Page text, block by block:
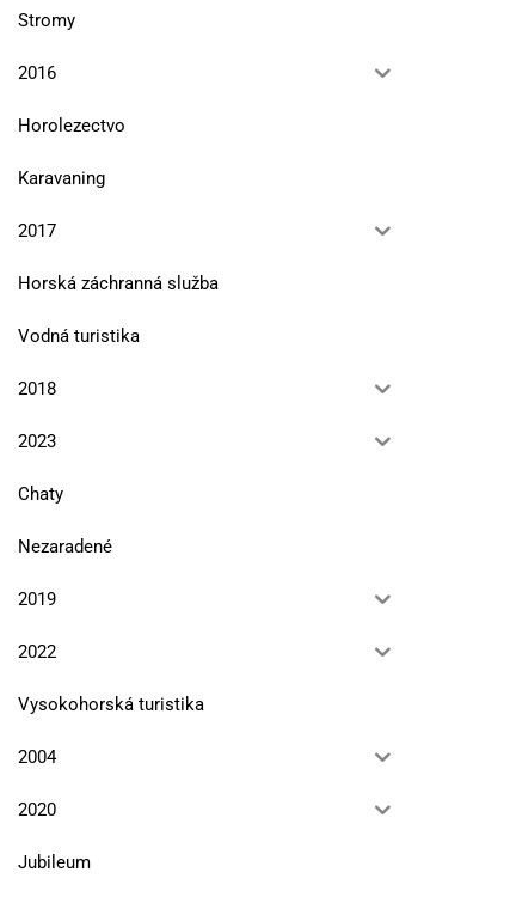
Stromy
2016
Horolezectvo
Karavaning
2017
Horská záchranná služba
Vodná turistika
2018
2023
Chaty
Nezaradené
2019
2022
Vysokohorská turistika
2004
2020
Jubileum